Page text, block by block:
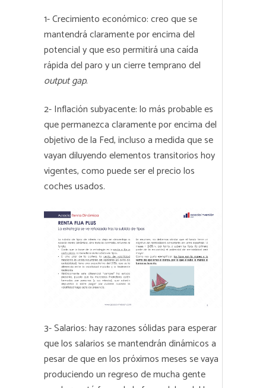
1- Crecimiento económico: creo que se
mantendrá claramente por encima del
potencial y que eso permitirá una caída
rápida del paro y un cierre temprano del
output gap.
2- Inflación subyacente: lo más probable es
que permanezca claramente por encima del
objetivo de la Fed, incluso a medida que se
vayan diluyendo elementos transitorios hoy
vigentes, como puede ser el precio los
coches usados.
3- Salarios: hay razones sólidas para esperar
que los salarios se mantendrán dinámicos a
pesar de que en los próximos meses se vaya
produciendo un regreso de mucha gente